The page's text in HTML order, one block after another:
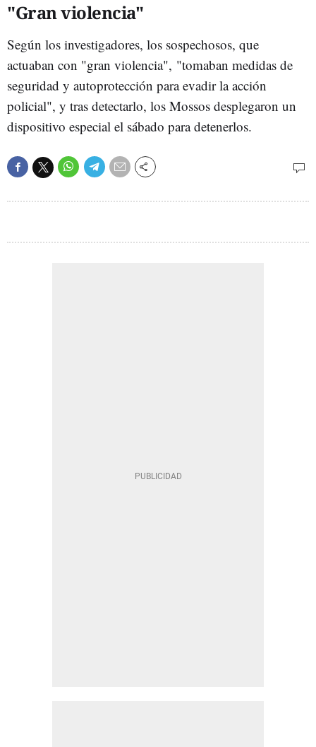
"Gran violencia"
Según los investigadores, los sospechosos, que
actuaban con "gran violencia", "tomaban medidas de
seguridad y autoprotección para evadir la acción
policial", y tras detectarlo, los Mossos desplegaron un
dispositivo especial el sábado para detenerlos.